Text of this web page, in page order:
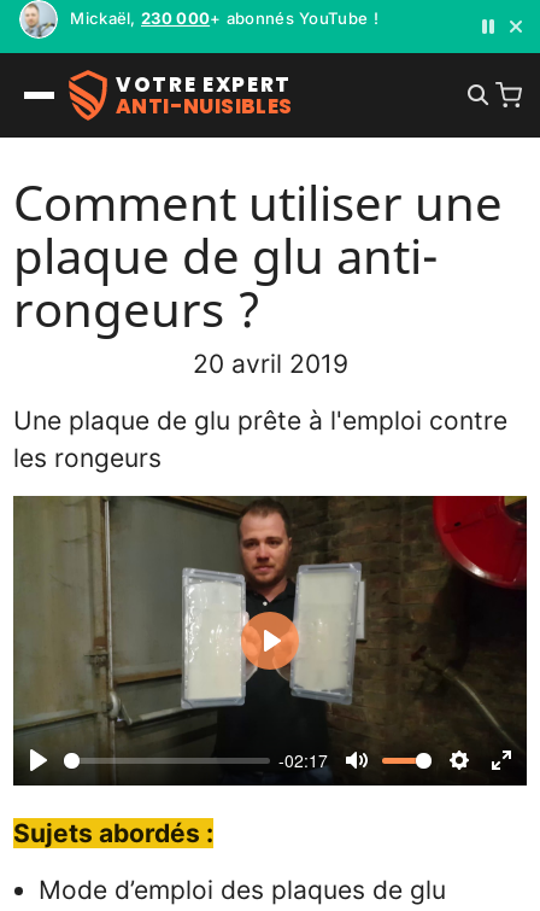
Mickaël, 230 000+ abonnés YouTube !
VOTRE EXPERT
ANTI-NUISIBLES
Comment utiliser une
plaque de glu anti-
rongeurs ?
20 avril 2019
Une plaque de glu prête à l'emploi contre
les rongeurs
Play
-02:17
Mute Settings
Play
Sujets abordés :
Mode d’emploi des plaques de glu